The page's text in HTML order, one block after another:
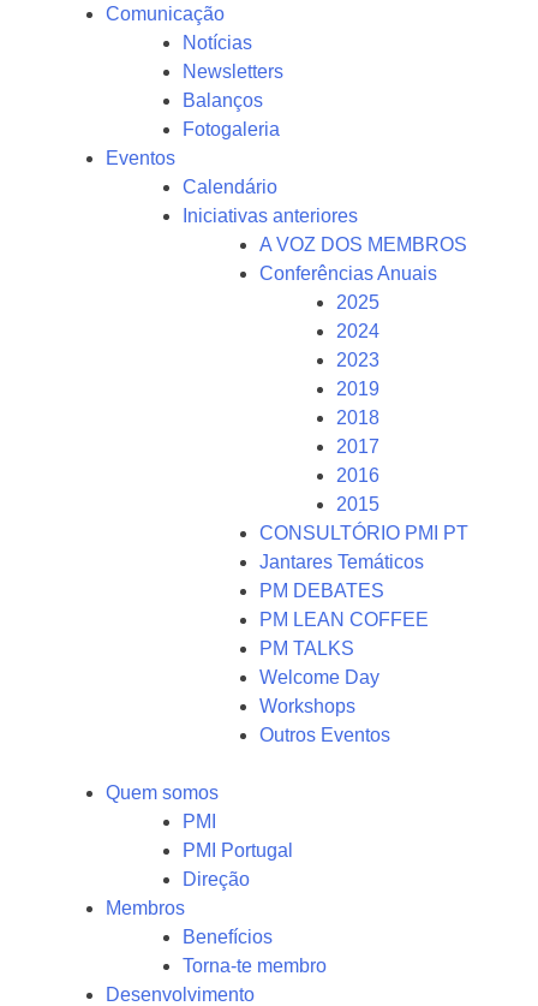
Comunicação
Notícias
Newsletters
Balanços
Fotogaleria
Eventos
Calendário
Iniciativas anteriores
A VOZ DOS MEMBROS
Conferências Anuais
2025
2024
2023
2019
2018
2017
2016
2015
CONSULTÓRIO PMI PT
Jantares Temáticos
PM DEBATES
PM LEAN COFFEE
PM TALKS
Welcome Day
Workshops
Outros Eventos
Quem somos
PMI
PMI Portugal
Direção
Membros
Benefícios
Torna-te membro
Desenvolvimento